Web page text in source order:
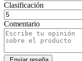
Clasificación
Comentario